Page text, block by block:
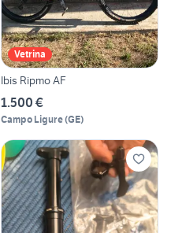
Vetrina
Ibis Ripmo AF
1.500 €
Campo Ligure(GE)